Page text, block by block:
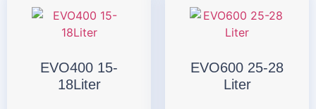
EVO400 15-
18Liter
EVO600 25-28
Liter